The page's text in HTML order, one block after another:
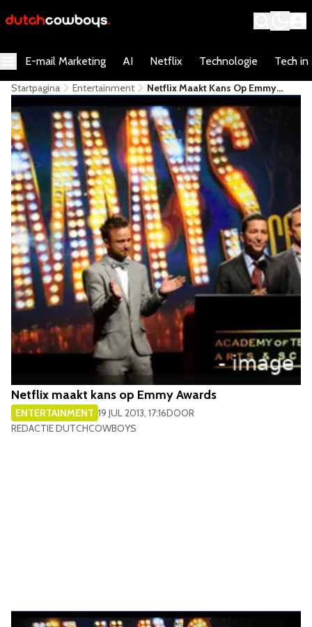
E-mail Marketing AI Netflix Technologie Tech in
Startpagina Entertainment
Netflix Maakt Kans Op Emmy
Awards
Netflix maakt kans op Emmy Awards
ENTERTAINMENT 19 JUL 2013, 17:16DOOR
REDACTIE DUTCHCOWBOYS